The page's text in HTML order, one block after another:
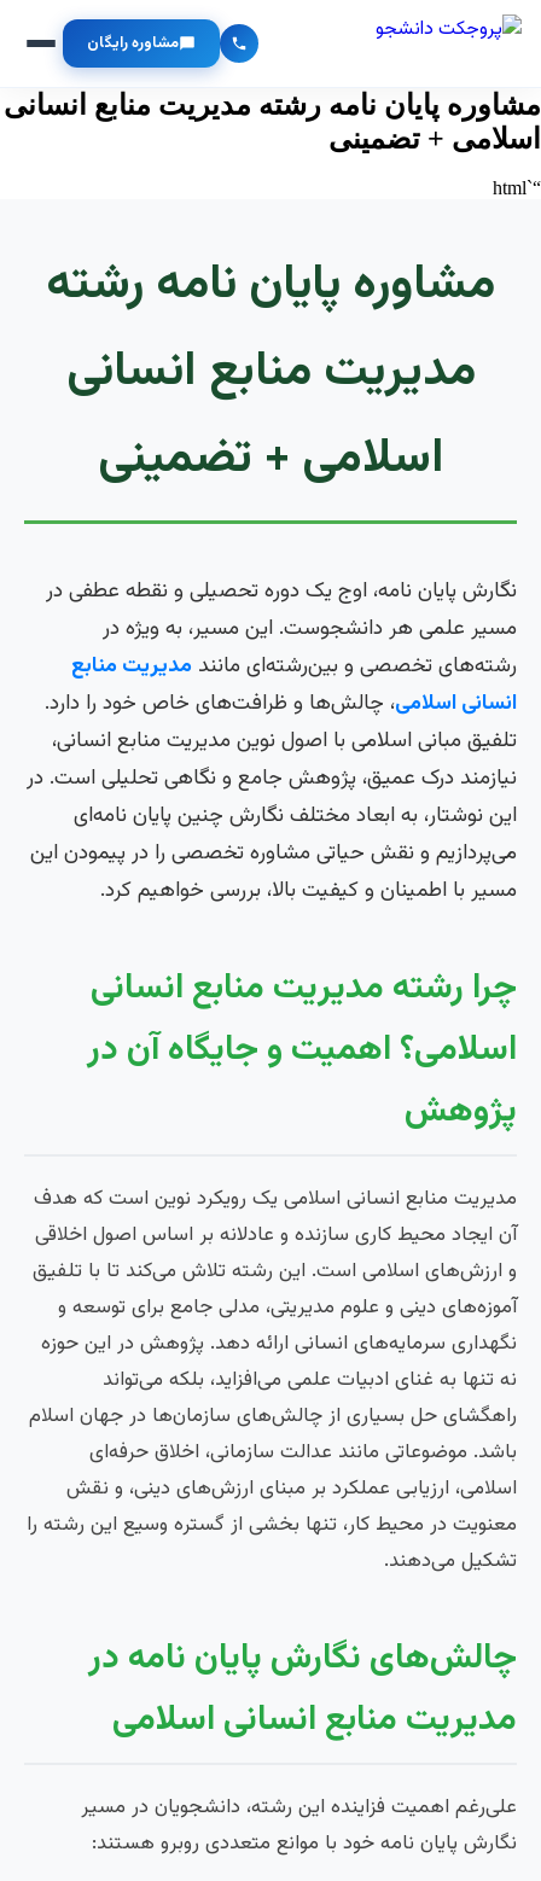
مشاوره رایگان
مشاوره پایان نامه رشته مدیریت منابع انسانی
اسلامی + تضمینی
“`html
مشاوره پایان نامه رشته
مدیریت منابع انسانی
اسلامی + تضمینی
نگارش پایان نامه، اوج یک دوره تحصیلی و نقطه عطفی در
مسیر علمی هر دانشجوست. این مسیر، به ویژه در
رشته‌های تخصصی و بین‌رشته‌ای مانند مدیریت منابع
انسانی اسلامی، چالش‌ها و ظرافت‌های خاص خود را دارد.
تلفیق مبانی اسلامی با اصول نوین مدیریت منابع انسانی،
نیازمند درک عمیق، پژوهش جامع و نگاهی تحلیلی است. در
این نوشتار، به ابعاد مختلف نگارش چنین پایان نامه‌ای
می‌پردازیم و نقش حیاتی مشاوره تخصصی را در پیمودن این
مسیر با اطمینان و کیفیت بالا، بررسی خواهیم کرد.
چرا رشته مدیریت منابع انسانی
اسلامی؟ اهمیت و جایگاه آن در
پژوهش
مدیریت منابع انسانی اسلامی یک رویکرد نوین است که هدف
آن ایجاد محیط کاری سازنده و عادلانه بر اساس اصول اخلاقی
و ارزش‌های اسلامی است. این رشته تلاش می‌کند تا با تلفیق
آموزه‌های دینی و علوم مدیریتی، مدلی جامع برای توسعه و
نگهداری سرمایه‌های انسانی ارائه دهد. پژوهش در این حوزه
نه تنها به غنای ادبیات علمی می‌افزاید، بلکه می‌تواند
راهگشای حل بسیاری از چالش‌های سازمان‌ها در جهان اسلام
باشد. موضوعاتی مانند عدالت سازمانی، اخلاق حرفه‌ای
اسلامی، ارزیابی عملکرد بر مبنای ارزش‌های دینی، و نقش
معنویت در محیط کار، تنها بخشی از گستره وسیع این رشته را
تشکیل می‌دهند.
چالش‌های نگارش پایان نامه در
مدیریت منابع انسانی اسلامی
علی‌رغم اهمیت فزاینده این رشته، دانشجویان در مسیر
نگارش پایان نامه خود با موانع متعددی روبرو هستند: